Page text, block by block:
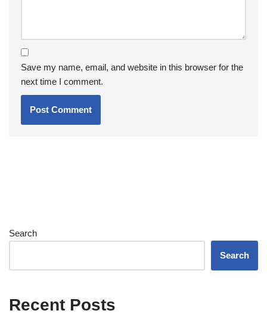
Save my name, email, and website in this browser for the
next time I comment.
Search
Search
Recent Posts